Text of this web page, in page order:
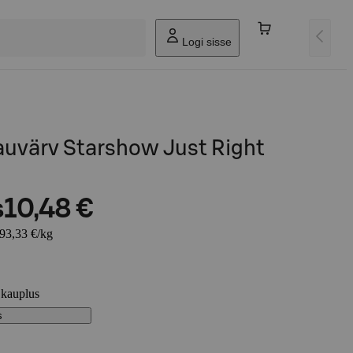
Logi sisse
Starshow Just Right
10,48 €
€/kg